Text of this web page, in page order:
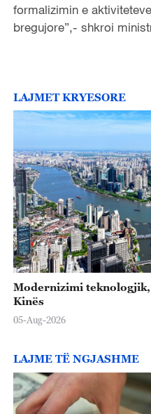
formalizimin e
bregujore”,- shkroi
LAJMET KRYESORE
Modernizimi
Kinës
05-Aug-2026
LAJME TË NGJASHME